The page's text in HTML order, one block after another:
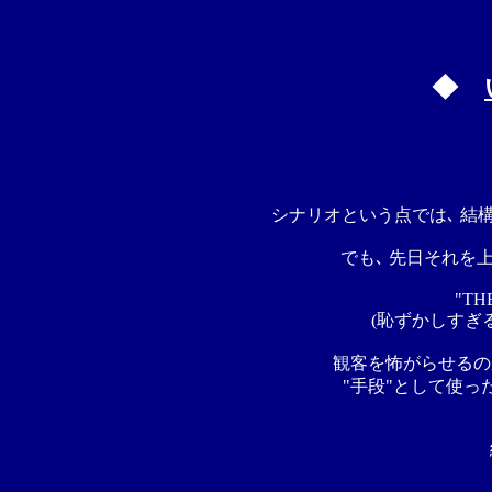
◆
シナリオという点では､ 結
でも､ 先日それを
(恥ずかしすぎ
観客を怖がらせる
"手段"として使っ